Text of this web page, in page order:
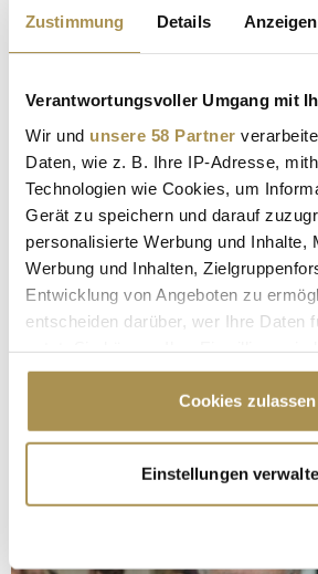
Zustimmung Details
Verantwortungsvoller Umgang mit
Wir und unsere 58 Partner
Daten, wie z. B. Ihre IP-Adresse,
Technologien wie Cookies, um
Gerät zu speichern und darauf
personalisierte Werbung und Inhalte,
Werbung und Inhalten,
Entwicklung von Angeboten zu
entscheiden darüber, wer Ihre Daten
Cookie-Erklärung oder durch Klicken
Trigger Symbol ändern oder widerrufen
Informationen über Ihre
erfassen, welche bis auf einige
Cookies zulassen
Einstellungen